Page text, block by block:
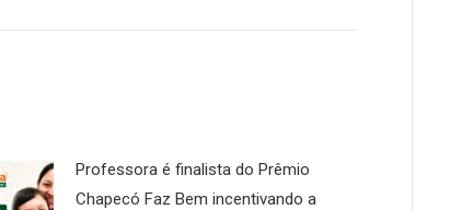
Professora é finalista do Prêmio
Chapecó Faz Bem incentivando a